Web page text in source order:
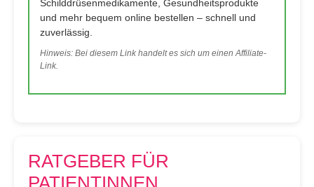
Schilddrüsenmedikamente, Gesundheitsprodukte
und mehr bequem online bestellen – schnell und
zuverlässig.
Hinweis: Bei diesem Link handelt es sich um einen Affiliate-
Link.
RATGEBER FÜR
PATIENTINNEN